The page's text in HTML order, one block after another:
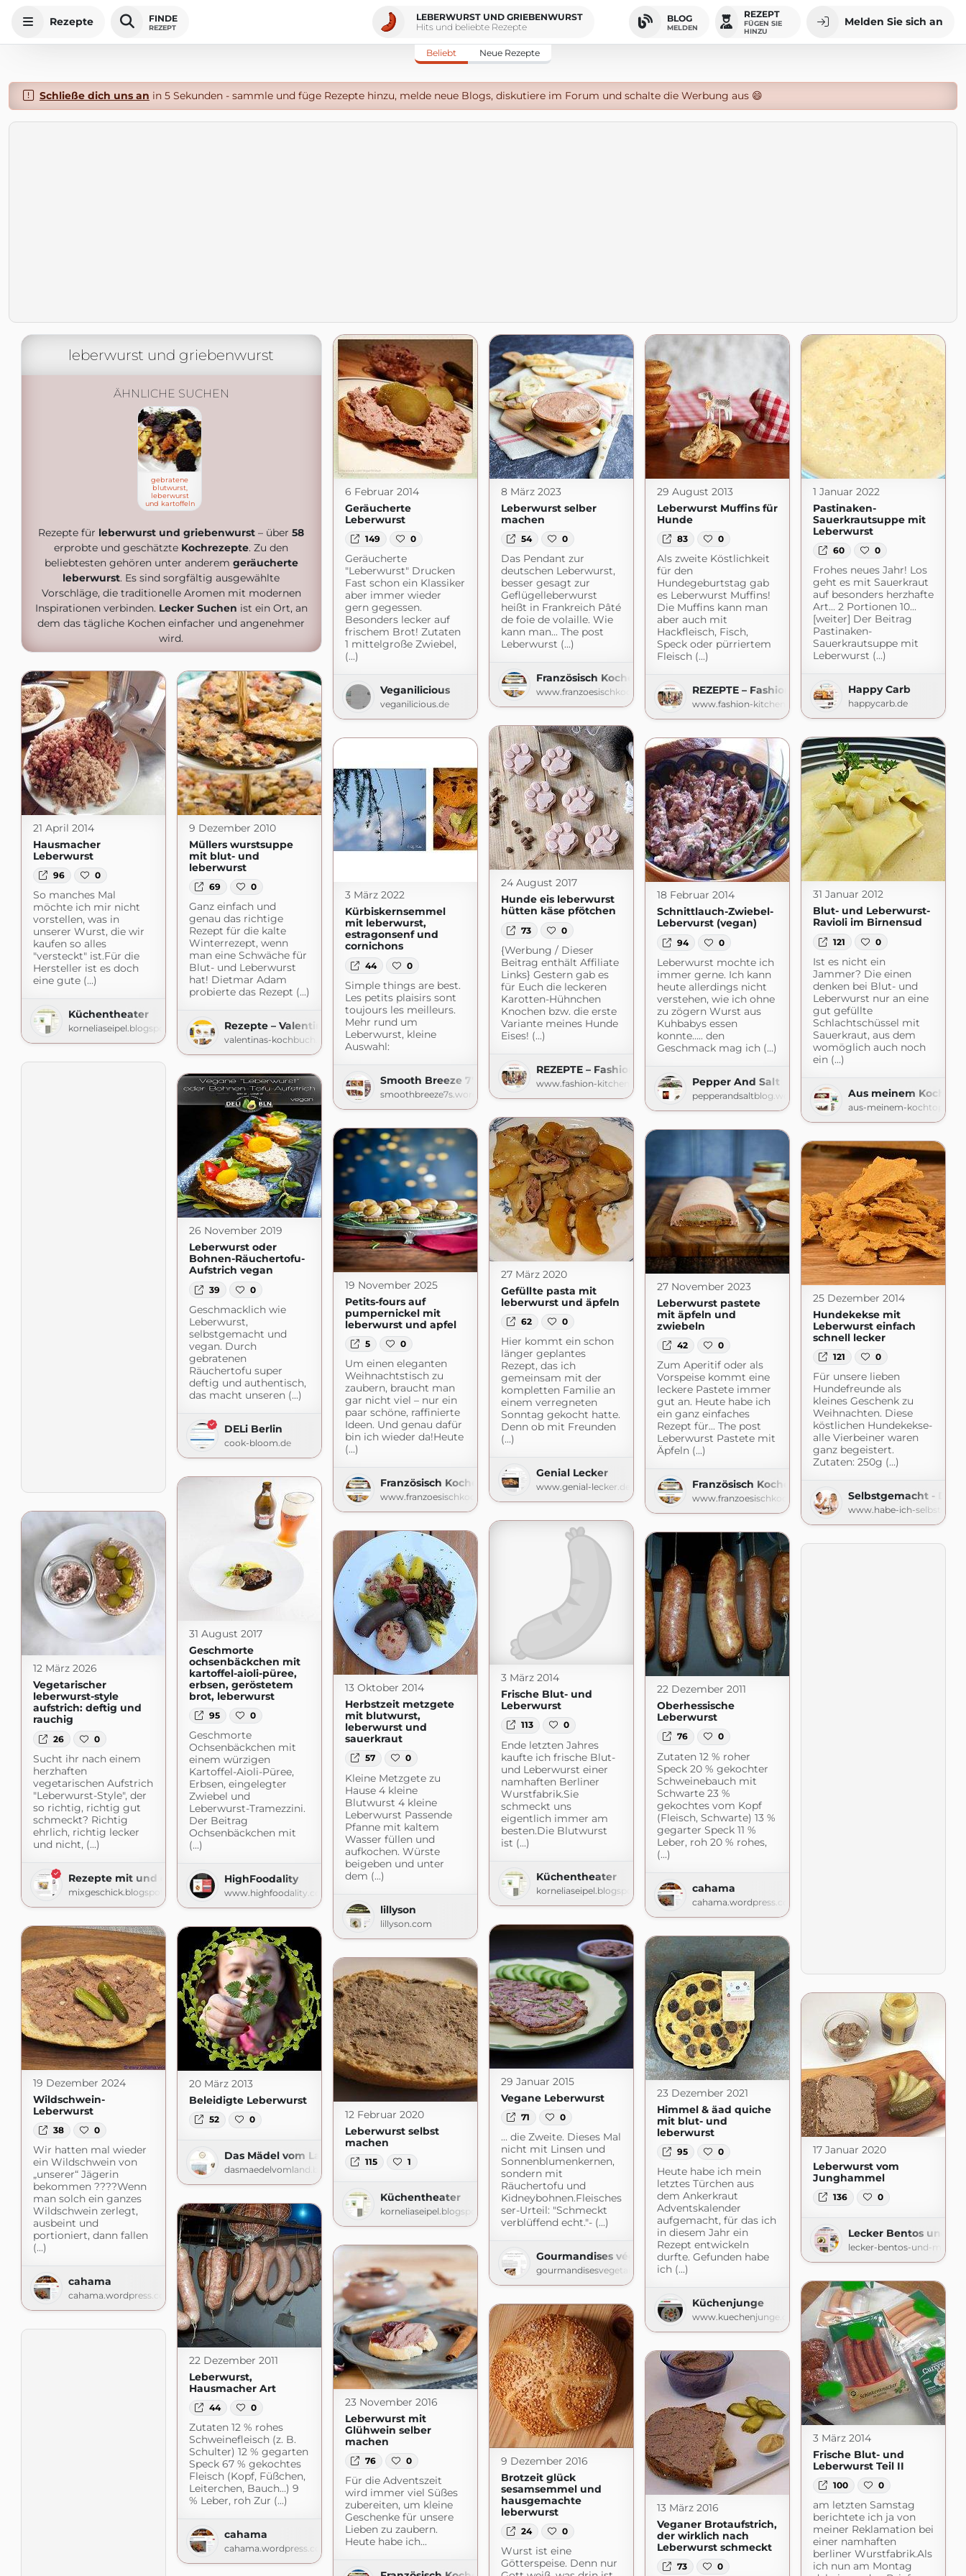
Rezepte FINDE
REZEPT
LEBERWURST UND GRIEBENWURST
Hits und beliebte Rezepte
BLOG
MELDEN
REZEPT
FÜGEN SIE
HINZU
Melden Sie sich an
Beliebt Neue Rezepte
Schließe dich uns an in 5 Sekunden - sammle und füge Rezepte hinzu, melde neue Blogs, diskutiere im Forum und schalte die Werbung aus 😄
leberwurst und griebenwurst
ÄHNLICHE SUCHEN
gebratene
blutwurst,
leberwurst
und kartoffeln
Rezepte für leberwurst und griebenwurst – über 58
erprobte und geschätzte Kochrezepte. Zu den
beliebtesten gehören unter anderem geräucherte
leberwurst. Es sind sorgfältig ausgewählte
Vorschläge, die traditionelle Aromen mit modernen
Inspirationen verbinden. Lecker Suchen ist ein Ort, an
dem das tägliche Kochen einfacher und angenehmer
wird.
6 Februar 2014
Geräucherte
Leberwurst
149 0
Geräucherte
"Leberwurst" Drucken
Fast schon ein Klassiker
aber immer wieder
gern gegessen.
Besonders lecker auf
frischem Brot! Zutaten
1 mittelgroße Zwiebel,
(...)
Veganilicious
veganilicious.de
8 März 2023
Leberwurst selber
machen
54 0
Das Pendant zur
deutschen Leberwurst,
besser gesagt zur
Geflügelleberwurst
heißt in Frankreich Pâté
de foie de volaille. Wie
kann man... The post
Leberwurst (...)
Französisch Kochen by Aurélie Bastian
www.franzoesischkochen.de
29 August 2013
Leberwurst Muffins für
Hunde
83 0
Als zweite Köstlichkeit
für den
Hundegeburtstag gab
es Leberwurst Muffins!
Die Muffins kann man
aber auch mit
Hackfleisch, Fisch,
Speck oder pürriertem
Fleisch (...)
REZEPTE – Fashion Kitchen
www.fashion-kitchen.com
1 Januar 2022
Pastinaken-
Sauerkrautsuppe mit
Leberwurst
60 0
Frohes neues Jahr! Los
geht es mit Sauerkraut
auf besonders herzhafte
Art… 2 Portionen 10...
[weiter] Der Beitrag
Pastinaken-
Sauerkrautsuppe mit
Leberwurst (...)
Happy Carb
happycarb.de
21 April 2014
Hausmacher
Leberwurst
96 0
So manches Mal
möchte ich mir nicht
vorstellen, was in
unserer Wurst, die wir
kaufen so alles
"versteckt" ist.Für die
Hersteller ist es doch
eine gute (...)
Küchentheater
korneliaseipel.blogspot.com
9 Dezember 2010
Müllers wurstsuppe
mit blut- und
leberwurst
69 0
Ganz einfach und
genau das richtige
Rezept für die kalte
Winterrezept, wenn
man eine Schwäche für
Blut- und Leberwurst
hat! Dietmar Adam
probierte das Rezept (...)
Rezepte – Valentinas-Kochbuch.de
valentinas-kochbuch.de
24 August 2017
Hunde eis leberwurst
hütten käse pfötchen
73 0
{Werbung / Dieser
Beitrag enthält Affiliate
Links} Gestern gab es
für Euch die leckeren
Karotten-Hühnchen
Knochen bzw. die erste
Variante meines Hunde
Eises! (...)
REZEPTE – Fashion Kitchen
www.fashion-kitchen.com
31 Januar 2012
Blut- und Leberwurst-
Ravioli im Birnensud
121 0
Ist es nicht ein
Jammer? Die einen
denken bei Blut- und
Leberwurst nur an eine
gut gefüllte
Schlachtschüssel mit
Sauerkraut, aus dem
womöglich auch noch
ein (...)
Aus meinem Kochtopf
aus-meinem-kochtopf.de
3 März 2022
Kürbiskernsemmel
mit leberwurst,
estragonsenf und
cornichons
44 0
Simple things are best.
Les petits plaisirs sont
toujours les meilleurs.
Mehr rund um
Leberwurst, kleine
Auswahl:
Smooth Breeze 7's | Lizerls Schmankerlblog
smoothbreeze7s.wordpress.com
18 Februar 2014
Schnittlauch-Zwiebel-
Lebervurst (vegan)
94 0
Leberwurst mochte ich
immer gerne. Ich kann
heute allerdings nicht
verstehen, wie ich ohne
zu zögern Wurst aus
Kuhbabys essen
konnte….. den
Geschmack mag ich (...)
Pepper And Salt
pepperandsaltblog.wordpress.com
26 November 2019
Leberwurst oder
Bohnen-Räuchertofu-
Aufstrich vegan
39 0
Geschmacklich wie
Leberwurst,
selbstgemacht und
vegan. Durch
gebratenen
Räuchertofu super
deftig und authentisch,
das macht unseren (...)
DELi Berlin
cook-bloom.de
27 März 2020
Gefüllte pasta mit
leberwurst und äpfeln
62 0
Hier kommt ein schon
länger geplantes
Rezept, das ich
gemeinsam mit der
kompletten Familie an
einem verregneten
Sonntag gekocht hatte.
Denn ob mit Freunden
(...)
Genial Lecker
www.genial-lecker.de
19 November 2025
Petits-fours auf
pumpernickel mit
leberwurst und apfel
5 0
Um einen eleganten
Weihnachtstisch zu
zaubern, braucht man
gar nicht viel – nur ein
paar schöne, raffinierte
Ideen. Und genau dafür
bin ich wieder da!Heute
(...)
Französisch Kochen by Aurélie Bastian
www.franzoesischkochen.de
27 November 2023
Leberwurst pastete
mit äpfeln und
zwiebeln
42 0
Zum Aperitif oder als
Vorspeise kommt eine
leckere Pastete immer
gut an. Heute habe ich
ein ganz einfaches
Rezept für... The post
Leberwurst Pastete mit
Äpfeln (...)
Französisch Kochen by Aurélie Bastian
www.franzoesischkochen.de
25 Dezember 2014
Hundekekse mit
Leberwurst einfach
schnell lecker
121 0
Für unsere lieben
Hundefreunde als
kleines Geschenk zu
Weihnachten. Diese
köstlichen Hundekekse-
alle Vierbeiner waren
ganz begeistert.
Zutaten: 250g (...)
Selbstgemacht - Der
www.habe-ich-
31 August 2017
Geschmorte
ochsenbäckchen mit
kartoffel-aioli-püree,
erbsen, geröstetem
brot, leberwurst
95 0
Geschmorte
Ochsenbäckchen mit
einem würzigen
Kartoffel-Aioli-Püree,
Erbsen, eingelegter
Zwiebel und
Leberwurst-Tramezzini.
Der Beitrag
Ochsenbäckchen mit
(...)
HighFoodality
www.highfoodality.com
12 März 2026
Vegetarischer
leberwurst-style
aufstrich: deftig und
rauchig
26 0
Sucht ihr nach einem
herzhaften
vegetarischen Aufstrich
"Leberwurst-Style", der
so richtig, richtig gut
schmeckt? Richtig
ehrlich, richtig lecker
und nicht, (...)
Rezepte mit und ohne Thermomix
mixgeschick.blogspot.com
3 März 2014
Frische Blut- und
Leberwurst
113 0
Ende letzten Jahres
kaufte ich frische Blut-
und Leberwurst einer
namhaften Berliner
Wurstfabrik.Sie
schmeckt uns
eigentlich immer am
besten.Die Blutwurst
ist (...)
Küchentheater
korneliaseipel.blogspot.com
13 Oktober 2014
Herbstzeit metzgete
mit blutwurst,
leberwurst und
sauerkraut
57 0
Kleine Metzgete zu
Hause 4 kleine
Blutwurst 4 kleine
Leberwurst Passende
Pfanne mit kaltem
Wasser füllen und
aufkochen. Würste
beigeben und unter
dem (...)
lillyson
lillyson.com
22 Dezember 2011
Oberhessische
Leberwurst
76 0
Zutaten 12 % roher
Speck 20 % gekochter
Schweinebauch mit
Schwarte 23 %
gekochtes vom Kopf
(Fleisch, Schwarte) 13 %
gegarter Speck 11 %
Leber, roh 20 % rohes,
(...)
cahama
cahama.wordpress.com
29 Januar 2015
Vegane Leberwurst
71 0
... die Zweite. Dieses Mal
nicht mit Linsen und
Sonnenblumenkernen,
sondern mit
Räuchertofu und
Kidneybohnen.Fleisches
ser-Urteil: "Schmeckt
verblüffend echt."- (...)
Gourmandises végétariennes
gourmandisesvegetariennes.blogspot.com
19 Dezember 2024
Wildschwein-
Leberwurst
38 0
Wir hatten mal wieder
ein Wildschwein von
„unserer“ Jägerin
bekommen ????Wenn
man solch ein ganzes
Wildschwein zerlegt,
ausbeint und
portioniert, dann fallen
(...)
cahama
cahama.wordpress.com
20 März 2013
Beleidigte Leberwurst
52 0
Das Mädel vom Land
dasmaedelvomland.blogspot.com
23 Dezember 2021
Himmel & äad quiche
mit blut- und
leberwurst
95 0
Heute habe ich mein
letztes Türchen aus
dem Ankerkraut
Adventskalender
aufgemacht, für das ich
in diesem Jahr ein
Rezept entwickeln
durfte. Gefunden habe
ich (...)
Küchenjunge
www.kuechenjunge.com
12 Februar 2020
Leberwurst selbst
machen
115 1
Küchentheater
korneliaseipel.blogspot.com
17 Januar 2020
Leberwurst vom
Junghammel
136 0
Lecker Bentos und
lecker-bentos-und-
22 Dezember 2011
Leberwurst,
Hausmacher Art
44 0
Zutaten 12 % rohes
Schweinefleisch (z. B.
Schulter) 12 % gegarten
Speck 67 % gekochtes
Fleisch (Kopf, Füßchen,
Leiterchen, Bauch…) 9
% Leber, roh Zur (...)
cahama
cahama.wordpress.com
23 November 2016
Leberwurst mit
Glühwein selber
machen
76 0
Für die Adventszeit
wird immer viel Süßes
zubereiten, um kleine
Geschenke für unsere
Lieben zu zaubern.
Heute habe ich...
3 März 2014
Frische Blut- und
Leberwurst Teil II
100 0
am letzten Samstag
berichtete ich ja von
meiner Reklamation bei
einer namhaften
berliner Wurstfabrik.Als
ich nun am Montag
9 Dezember 2016
Brotzeit glück
sesamsemmel und
hausgemachte
leberwurst
24 0
Wurst ist eine
Götterspeise. Denn nur
13 März 2016
Veganer Brotaufstrich,
der wirklich nach
Leberwurst schmeckt
73 0